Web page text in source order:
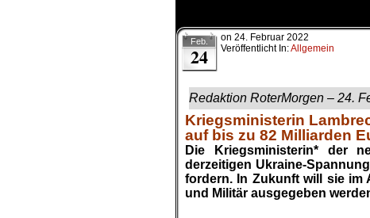
Feb.
24
on 24. Februar 2022
Veröffentlicht In:Allgemein
Redaktion RoterMorgen – 24.
Kriegsministerin
auf bis zu 82 Milliarden
Die Kriegsministerin* der
derzeitigen Ukraine-
fordern. In Zukunftwill
sie im
und Militär ausgegeben